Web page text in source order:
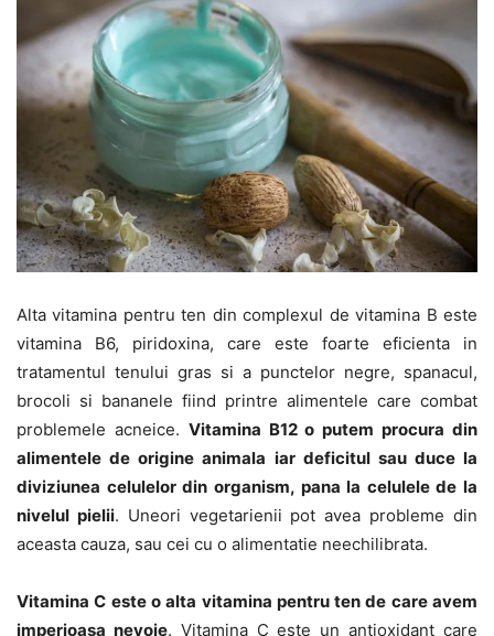
Alta vitamina pentru ten din complexul de vitamina B este
vitamina B6, piridoxina, care este foarte eficienta in
tratamentul tenului gras si a punctelor negre, spanacul,
brocoli si bananele fiind printre alimentele care combat
problemele acneice. Vitamina B12 o putem procura din
alimentele de origine animala iar deficitul sau duce la
diviziunea celulelor din organism, pana la celulele de la
nivelul pielii. Uneori vegetarienii pot avea probleme din
aceasta cauza, sau cei cu o alimentatie neechilibrata.
Vitamina C este o alta vitamina pentru ten de care avem
imperioasa nevoie. Vitamina C este un antioxidant care